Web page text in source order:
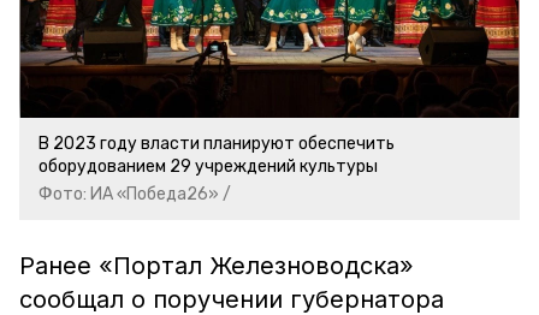
В 2023 году власти планируют обеспечить
оборудованием 29 учреждений культуры
Фото: ИА «Победа26» /
Ранее «Портал Железноводска»
сообщал о поручении губернатора